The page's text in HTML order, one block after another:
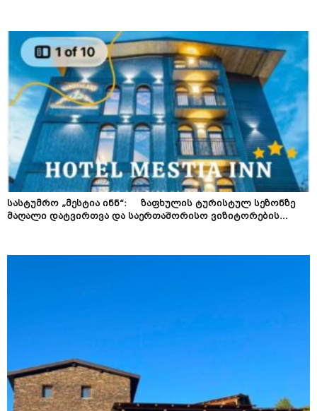
სასტუმრო „მესტია ინნ“: ზაფხულის ტურისტულ სეზონზე
მაღალი დატვირთვა და საერთაშორისო ვიზიტორების...